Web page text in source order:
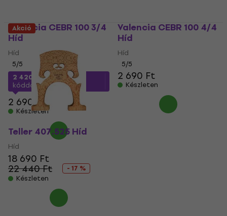
Valencia CEBR 100 3/4
Híd
Híd
5/5
2 420 Fta következő
kóddalMUZMUZ-10
2 690 Ft
Készleten
Valencia CEBR 100 4/4
Híd
Híd
5/5
2 690 Ft
Készleten
Akció
Teller 407.525 Híd
Híd
18 690 Ft
22 440 Ft
- 17 %
Készleten